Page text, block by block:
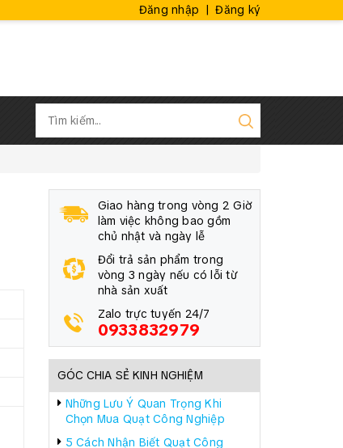
Đăng nhập | Đăng ký
Giao hàng trong vòng 2 Giờ
làm việc không bao gồm
chủ nhật và ngày lễ
Đổi trả sản phẩm trong
vòng 3 ngày nếu có lỗi từ
nhà sản xuất
Zalo trực tuyến 24/7
0933832979
GÓC CHIA SẺ KINH NGHIỆM
Những Lưu Ý Quan Trọng Khi
Chọn Mua Quạt Công Nghiệp
5 Cách Nhận Biết Quạt Công